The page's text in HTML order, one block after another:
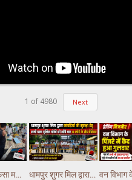
1 of 4980 Next
बाइक ठेली मे फसा महिला का दुपट्टा, हुई मौत धामपुर शुगर मिल द्वारा कांवड़ियों की सुरक्षा हेतु रानी बाग पुलिस चौकी को सौंपे गए लोहे के रोड बैरियर